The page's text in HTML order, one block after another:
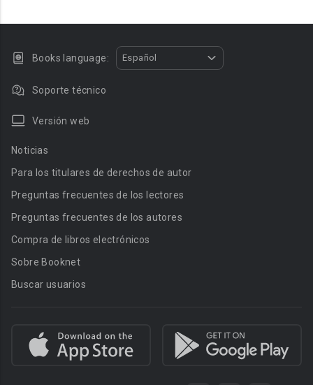
Books language: Español
Soporte técnico
Versión web
Noticias
Para los titulares de derechos de autor
Preguntas frecuentes de los lectores
Preguntas frecuentes de los autores
Compra de libros electrónicos
Sobre Booknet
Buscar usuarios